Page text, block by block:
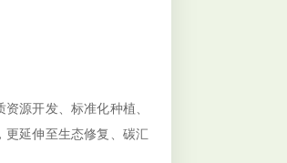
源开发、标准化种植、
更延伸至生态修复、碳汇